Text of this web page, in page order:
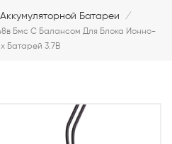
Батареи /
Бмс С Балансом Для Блока Ионно-
Батарей 3.7В